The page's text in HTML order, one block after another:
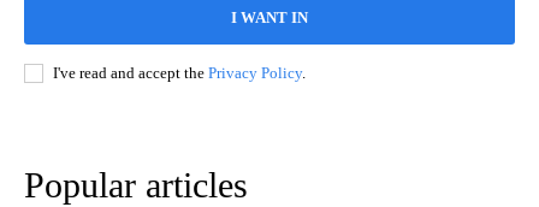
I WANT IN
I've read and accept the Privacy Policy.
Popular articles